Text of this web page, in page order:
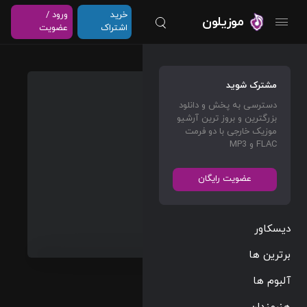
موزیلون
خرید
اشتراک
ورود /
عضویت
مشترک شوید
دسترسی به پخش و دانلود
بزرگترین و بروز ترین آرشیو
موزیک خارجی با دو فرمت
FLAC و MP3
عضویت رایگان
دیسکاور
برترین ها
آلبوم ها
Live
With
Me
(Live
At The
Round
house
The
Rolling
Stones
04:22